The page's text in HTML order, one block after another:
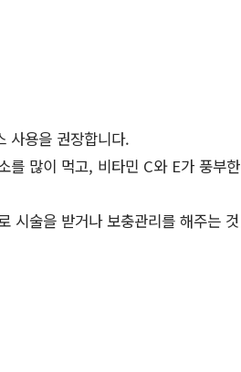
사용을 권장합니다.
를 많이 먹고, 비타민 C와 E가 풍부한
시술을 받거나 보충관리를 해주는 것